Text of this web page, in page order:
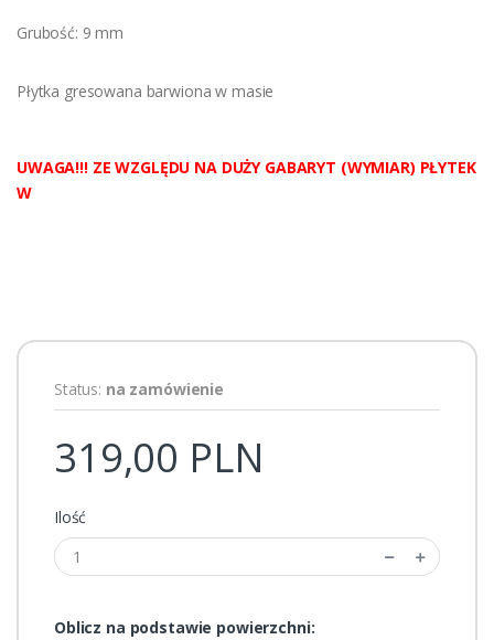
Grubość: 9 mm
Płytka gresowana barwiona w masie
UWAGA!!! ZE WZGLĘDU NA DUŻY GABARYT (WYMIAR) PŁYTEK
W
Status: na zamówienie
319,00 PLN
Ilość
Oblicz na podstawie powierzchni: